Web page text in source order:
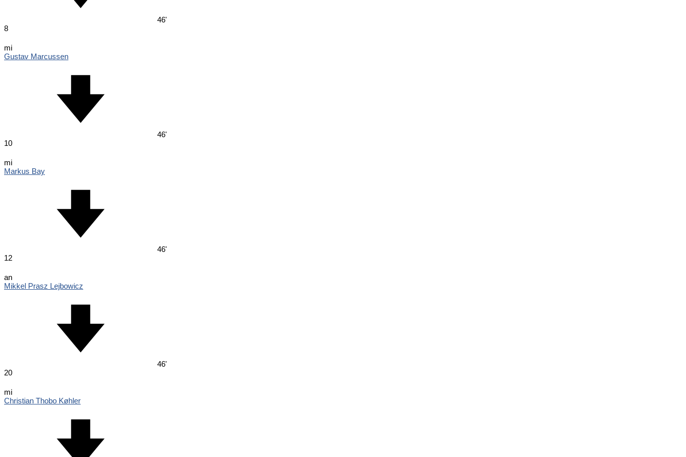
46'
8
mi
Gustav Marcussen
46'
10
mi
Markus Bay
46'
12
an
Mikkel Prasz Lejbowicz
46'
20
mi
Christian Thobo Køhler